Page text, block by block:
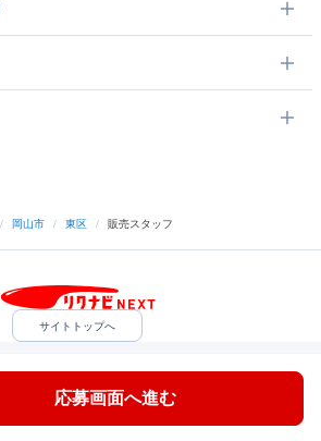
/ 岡山市 / 東区 / 販売スタッフ
応募画面へ進む
サイトトップへ
様
ヘルプ・お問い合わせ
（C）Indeed Inc.